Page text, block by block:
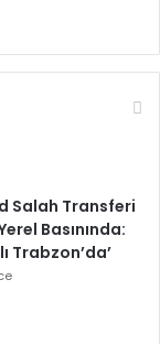
Salah Transferi
Basınında:
Trabzon’da’